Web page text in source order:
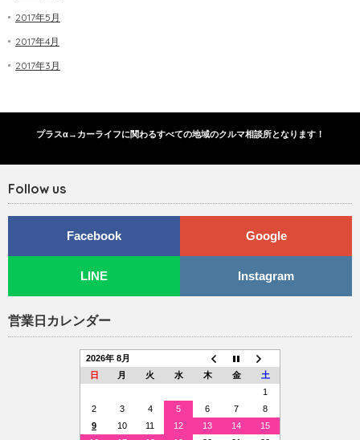
2017年5月
2017年4月
2017年3月
プラスα→カーライフに関わるすべての地域のクルマ相談所となります！
Follow us
Facebook Google
LINE Instagram
営業日カレンダー
2026年 8月
日
月 火 水 木 金
土
1
2
3 4 5 6 7
8
9
10 11 12 13 14
15